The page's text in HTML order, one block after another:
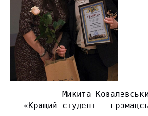
Микита
«Кращий студент –